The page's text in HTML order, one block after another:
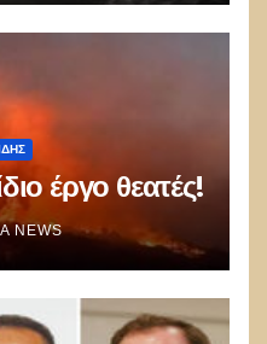
έργο θεατές!
NEWS